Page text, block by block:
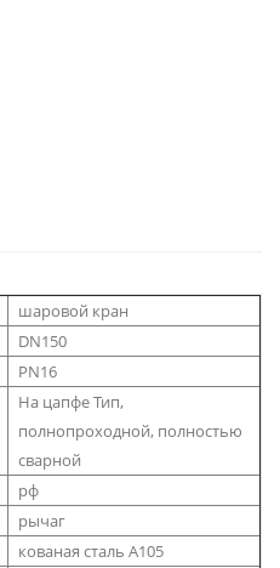
шаровой кран
DN150
PN16
На цапфе Тип,
полнопроходной, полностью
сварной
рф
рычаг
кованая сталь A105